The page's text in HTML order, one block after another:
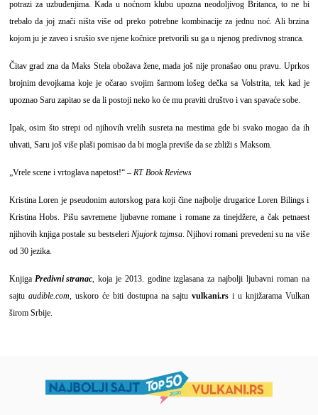
potrazi za uzbuđenjima. Kada u noćnom klubu upozna neodoljivog Britanca, to ne bi
trebalo da joj znači ništa više od preko potrebne kombinacije za jednu noć. Ali brzina
kojom ju je zaveo i srušio sve njene kočnice pretvorili su ga u njenog predivnog stranca.
Čitav grad zna da Maks Stela obožava žene, mada još nije pronašao onu pravu. Uprkos
brojnim devojkama koje je očarao svojim šarmom lošeg dečka sa Volstrita, tek kad je
upoznao Saru zapitao se da li postoji neko ko će mu praviti društvo i van spavaće sobe.
Ipak, osim što strepi od njihovih vrelih susreta na mestima gde bi svako mogao da ih
uhvati, Saru još više plaši pomisao da bi mogla previše da se zbliži s Maksom.
„Vrele scene i vrtoglava napetost!“ – RT Book Reviews
Kristina Loren je pseudonim autorskog para koji čine najbolje drugarice Loren Bilings i
Kristina Hobs. Pišu savremene ljubavne romane i romane za tinejdžere, a čak petnaest
njihovih knjiga postale su bestseleriNjujork tajmsa. Njihovi romani prevedeni su na više
od 30 jezika.
KnjigaPredivni stranac, koja je 2013. godine izglasana za najbolji ljubavni roman na
sajtu audible.com, uskoro će biti dostupna na sajtu vulkani.rsi u knjižarama Vulkan
širom Srbije.